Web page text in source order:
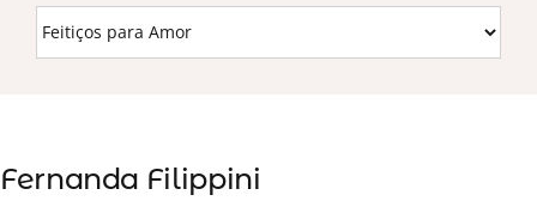
Fernanda Filippini